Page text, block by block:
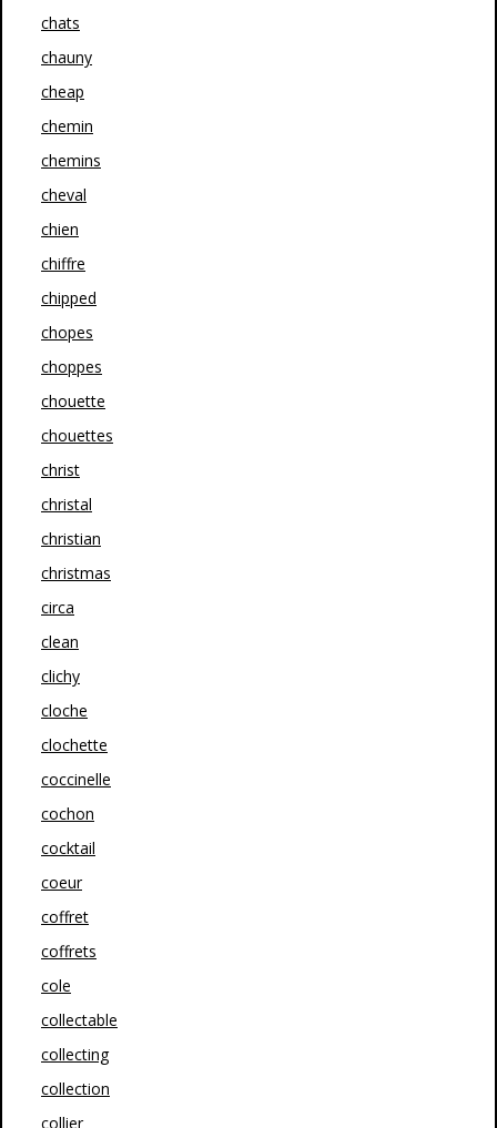
chats
chauny
cheap
chemin
chemins
cheval
chien
chiffre
chipped
chopes
choppes
chouette
chouettes
christ
christal
christian
christmas
circa
clean
clichy
cloche
clochette
coccinelle
cochon
cocktail
coeur
coffret
coffrets
cole
collectable
collecting
collection
collier